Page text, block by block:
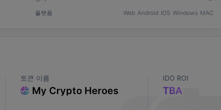
플랫폼
Web Android IOS Windows MAC
토큰 이름
My Crypto Heroes
IDO ROI
TBA